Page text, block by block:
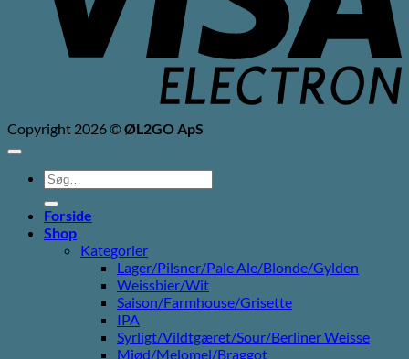
Copyright 2026 ©ØL2GO ApS
Søg
efter:
Forside
Shop
Kategorier
Lager/Pilsner/Pale Ale/Blonde/Gylden
Weissbier/Wit
Saison/Farmhouse/Grisette
IPA
Syrligt/Vildtgæret/Sour/Berliner Weisse
Mjød/Melomel/Braggot